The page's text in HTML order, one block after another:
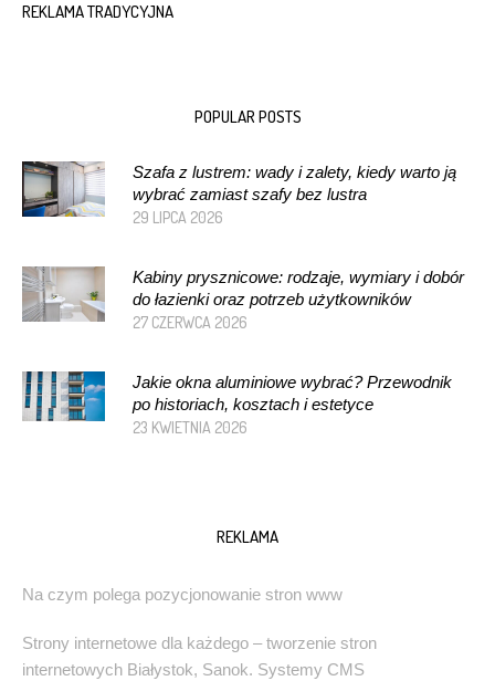
REKLAMA TRADYCYJNA
POPULAR POSTS
Szafa z lustrem: wady i zalety, kiedy warto ją
wybrać zamiast szafy bez lustra
29 LIPCA 2026
Kabiny prysznicowe: rodzaje, wymiary i dobór
do łazienki oraz potrzeb użytkowników
27 CZERWCA 2026
Jakie okna aluminiowe wybrać? Przewodnik
po historiach, kosztach i estetyce
23 KWIETNIA 2026
REKLAMA
Na czym polega pozycjonowanie stron www
Strony internetowe dla każdego – tworzenie stron
internetowych Białystok, Sanok. Systemy CMS